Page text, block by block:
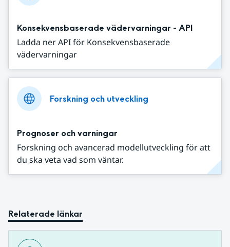
Konsekvensbaserade vädervarningar - API
Ladda ner API för Konsekvensbaserade
vädervarningar
Forskning och utveckling
Prognoser och varningar
Forskning och avancerad modellutveckling för att
du ska veta vad som väntar.
Relaterade länkar